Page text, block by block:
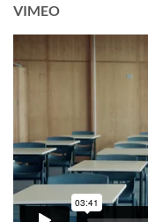
VIMEO